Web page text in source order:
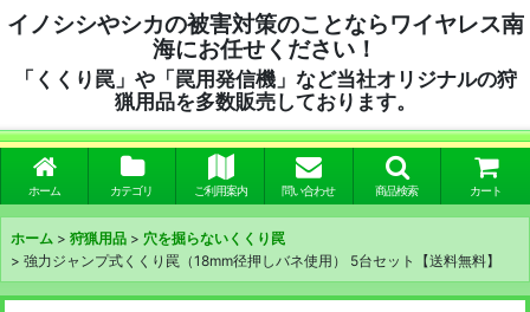
イノシシやシカの被害対策のことならワイヤレス南
海にお任せください！
「くくり罠」や「罠用発信機」など当社オリジナルの狩
猟用品を多数販売しております。
ホーム カテゴリ ご利用案内 問い合わせ 商品検索 カート
ホーム > 狩猟用品 > 穴を掘らないくくり罠
> 強力ジャンプ式くくり罠（18mm径押しバネ使用） 5台セット【送料無料】